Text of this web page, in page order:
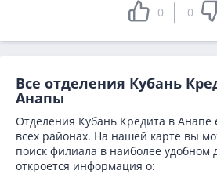
0 0
Все отделения Кубань
Анапы
Отделения Кубань Кредита в Анапе
всех районах. На нашей карте вы
поиск филиала в наиболее удобном
откроется информация о: